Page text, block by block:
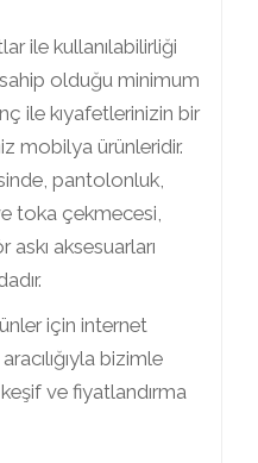
ile kullanılabilirliği
sahip olduğu minimum
ile kıyafetlerinizin bir
mobilya ürünleridir.
pantolonluk,
toka çekmecesi,
aksesuarları
için internet
bizimle
ve fiyatlandırma